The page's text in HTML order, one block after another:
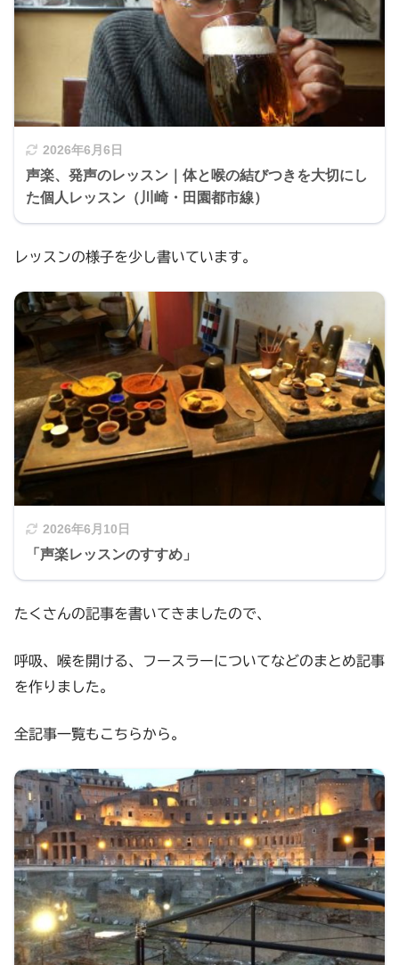
2026年6月6日
声楽、発声のレッスン｜体と喉の結びつきを大切にし
た個人レッスン（川崎・田園都市線）
レッスンの様子を少し書いています。
2026年6月10日
「声楽レッスンのすすめ」
たくさんの記事を書いてきましたので、
呼吸、喉を開ける、フースラーについてなどのまとめ記事
を作りました。
全記事一覧もこちらから。